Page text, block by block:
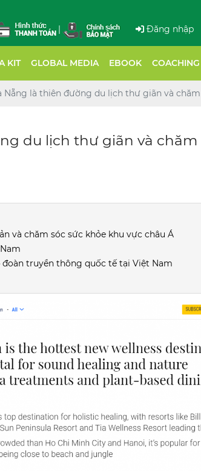
| Đăng nhập
KIT GLOBAL MEDIA EBOOK COACHING
Nẵng là thiên đường du lịch thư giãn và
du lịch thư giãn và chăm
và chăm sóc sức khỏe khu vực châu Á
truyền thông quốc tế tại Việt Nam